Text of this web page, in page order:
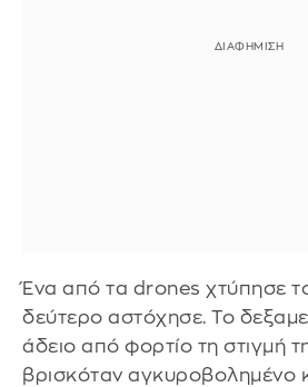
Ένα από τα drones χτύπησε
δεύτερο αστόχησε. Το
άδειο από φορτίο τη στιγμή
βρισκόταν αγκυροβολημένο